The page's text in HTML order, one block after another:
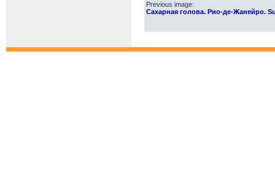
Previous image:
Сахарная голова. Рио-де-Жанейро.